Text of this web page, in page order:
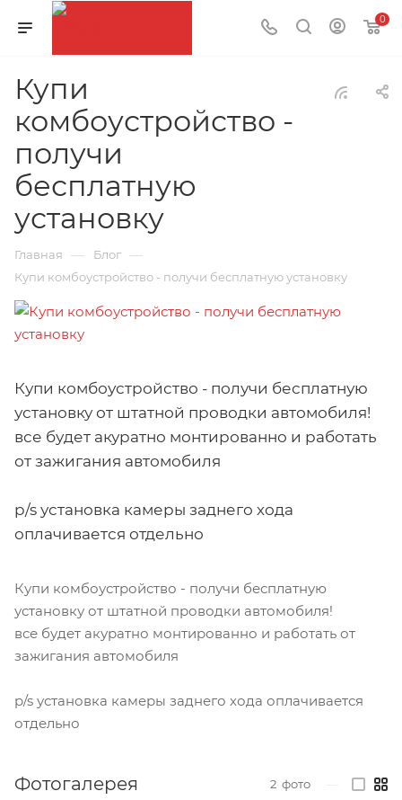
0
Купи
комбоустройство -
получи
бесплатную
установку
Главная — Блог —
Купи комбоустройство - получи бесплатную установку
Купи комбоустройство - получи бесплатную
установку от штатной проводки автомобиля!
все будет акуратно монтированно и работать
от зажигания автомобиля
p/s установка камеры заднего хода
оплачивается отдельно
Купи комбоустройство - получи бесплатную
установку от штатной проводки автомобиля!
все будет акуратно монтированно и работать от
зажигания автомобиля
p/s установка камеры заднего хода оплачивается
отдельно
Фотогалерея 2 фото